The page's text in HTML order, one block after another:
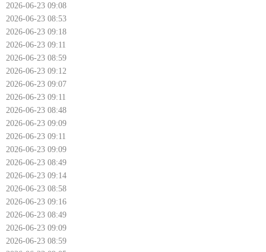
2026-06-23 09:08
2026-06-23 08:53
2026-06-23 09:18
2026-06-23 09:11
2026-06-23 08:59
2026-06-23 09:12
2026-06-23 09:07
2026-06-23 09:11
2026-06-23 08:48
2026-06-23 09:09
2026-06-23 09:11
2026-06-23 09:09
2026-06-23 08:49
2026-06-23 09:14
2026-06-23 08:58
2026-06-23 09:16
2026-06-23 08:49
2026-06-23 09:09
2026-06-23 08:59